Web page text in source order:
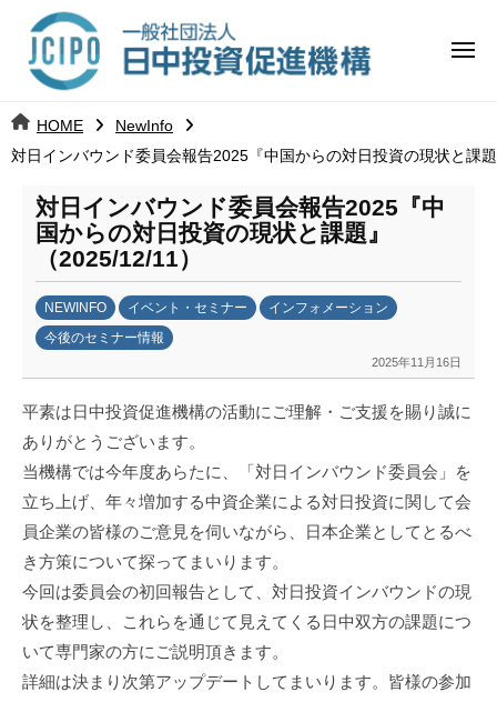
ツ
へ
日
中
投
資
促
進
機
構
j
c
メ
HOME
NewInfo
対日インバウンド委員会報告2025『中国からの対日投資の現状と課
対日インバウンド委員会報告2025『中
国からの対日投資の現状と課題』
（2025/12/11）
NEWINFO イベント・セミナー
インフォメーション
今後のセミナー情報
2025年11月16日
日
中
投
資
促
進
構
(
j
c
平素は日中投資促進機構の活動にご理解・ご支援を賜り誠に
ありがとうございます。
当機構では今年度あらたに、「対日インバウンド委員会」を
立ち上げ、年々増加する中資企業による対日投資に関して会
員企業の皆様のご意見を伺いながら、日本企業としてとるべ
き方策について探ってまいります。
今回は委員会の初回報告として、対日投資インバウンドの現
状を整理し、これらを通じて見えてくる日中双方の課題につ
いて専門家の方にご説明頂きます。
詳細は決まり次第アップデートしてまいります。皆様の参加
日
中
資
進
構